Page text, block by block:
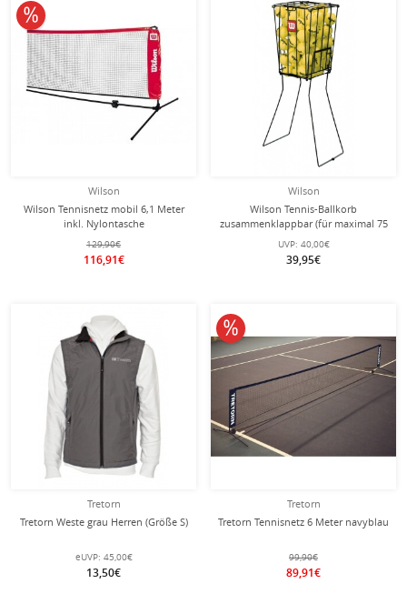
Wilson
Wilson Tennisnetz mobil 6,1 Meter
inkl. Nylontasche
129,90€
116,91€
10% reduziert
Wilson
Wilson Tennis-Ballkorb
zusammenklappbar (für maximal 75
UVP: 40,00€
39,95€
Tretorn
Tretorn Weste grau Herren (Größe S)
eUVP: 45,00€
13,50€
Tretorn
Tretorn Tennisnetz 6 Meter navyblau
99,90€
89,91€
10% reduziert